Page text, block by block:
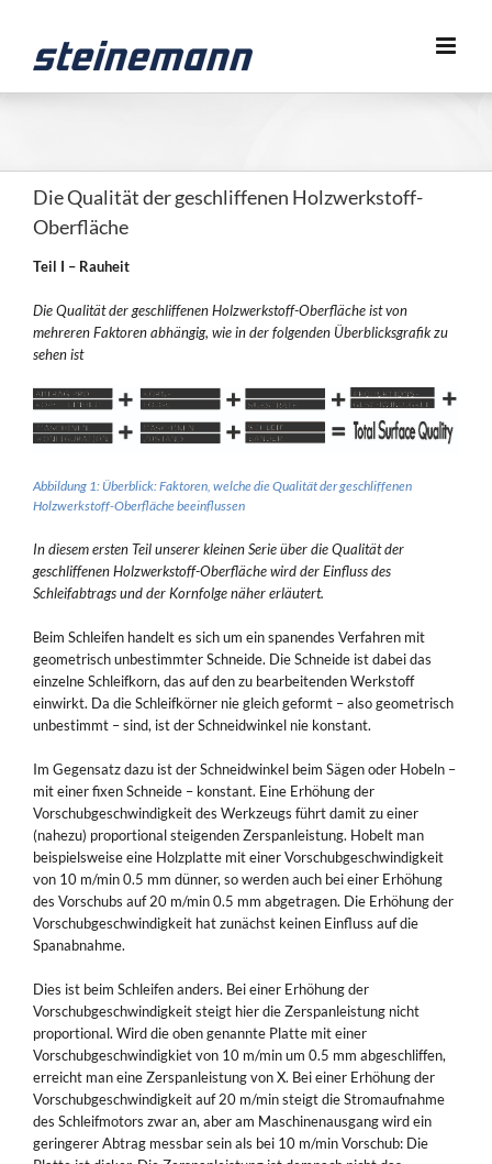
springen
Die Qualität der geschliffenen Holzwerkstoff-
Oberfläche
Teil I – Rauheit
Die Qualität der geschliffenen Holzwerkstoff-Oberfläche ist von
mehreren Faktoren abhängig, wie in der folgenden Überblicksgrafik zu
sehen ist
Abbildung 1: Überblick: Faktoren, welche die Qualität der geschliffenen
Holzwerkstoff-Oberfläche beeinflussen
In diesem ersten Teil unserer kleinen Serie über die Qualität der
geschliffenen Holzwerkstoff-Oberfläche wird der Einfluss des
Schleifabtrags und der Kornfolge näher erläutert.
Beim Schleifen handelt es sich um ein spanendes Verfahren mit
geometrisch unbestimmter Schneide. Die Schneide ist dabei das
einzelne Schleifkorn, das auf den zu bearbeitenden Werkstoff
einwirkt. Da die Schleifkörner nie gleich geformt – also geometrisch
unbestimmt – sind, ist der Schneidwinkel nie konstant.
Im Gegensatz dazu ist der Schneidwinkel beim Sägen oder Hobeln –
mit einer fixen Schneide – konstant. Eine Erhöhung der
Vorschubgeschwindigkeit des Werkzeugs führt damit zu einer
(nahezu) proportional steigenden Zerspanleistung. Hobelt man
beispielsweise eine Holzplatte mit einer Vorschubgeschwindigkeit
von 10 m/min 0.5 mm dünner, so werden auch bei einer Erhöhung
des Vorschubs auf 20 m/min 0.5 mm abgetragen. Die Erhöhung der
Vorschubgeschwindigkeit hat zunächst keinen Einfluss auf die
Spanabnahme.
Dies ist beim Schleifen anders. Bei einer Erhöhung der
Vorschubgeschwindigkeit steigt hier die Zerspanleistung nicht
proportional. Wird die oben genannte Platte mit einer
Vorschubgeschwindigkiet von 10 m/min um 0.5 mm abgeschliffen,
erreicht man eine Zerspanleistung von X. Bei einer Erhöhung der
Vorschubgeschwindigkeit auf 20 m/min steigt die Stromaufnahme
des Schleifmotors zwar an, aber am Maschinenausgang wird ein
geringerer Abtrag messbar sein als bei 10 m/min Vorschub: Die